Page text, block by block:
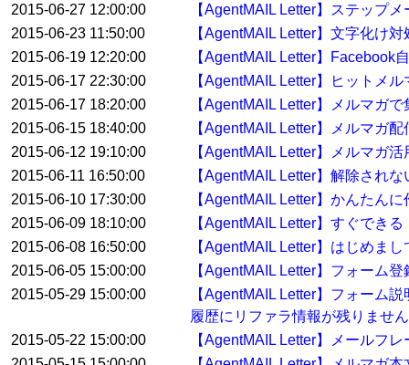
2015-06-27 12:00:00
【AgentMAIL Letter】ステップ
2015-06-23 11:50:00
【AgentMAIL Letter】文字化け対
2015-06-19 12:20:00
【AgentMAIL Letter】Facebook
2015-06-17 22:30:00
【AgentMAIL Letter】ヒットメ
2015-06-17 18:20:00
【AgentMAIL Letter】メルマガ
2015-06-15 18:40:00
【AgentMAIL Letter】メルマガ
2015-06-12 19:10:00
【AgentMAIL Letter】メルマガ活
2015-06-11 16:50:00
【AgentMAIL Letter】解除され
2015-06-10 17:30:00
【AgentMAIL Letter】かんたん
2015-06-09 18:10:00
【AgentMAIL Letter】すぐでき
2015-06-08 16:50:00
【AgentMAIL Letter】はじめま
2015-06-05 15:00:00
【AgentMAIL Letter】フォーム
2015-05-29 15:00:00
【AgentMAIL Letter】フォーム
履歴にリファラ情報が残りませ
2015-05-22 15:00:00
【AgentMAIL Letter】メールフ